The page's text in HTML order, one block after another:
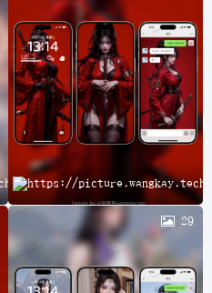
完
29